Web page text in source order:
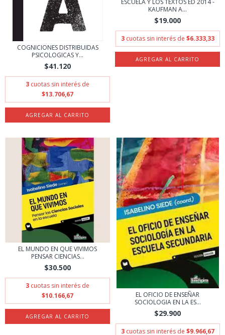
COGNICIONES DISTRIBUIDAS
PSICOLOGICAS Y...
$41.120
3 cuotas sin interés de
$13.706,67
ESCUELA Y LOS TEXTOS ED 2014 -
KAUFMAN A...
$19.000
3 cuotas sin interés de $6.333,33
EL MUNDO EN QUE VIVIMOS
PENSAR CIENCIAS...
$30.500
3 cuotas sin interés de
$10.166,67
EL OFICIO DE ENSEÑAR
SOCIOLOGIA EN LA ES...
$29.900
3 cuotas sin interés de $9.966,67